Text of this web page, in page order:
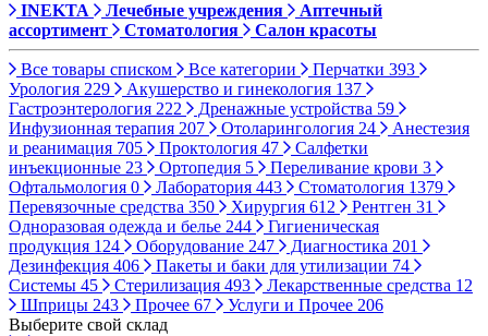
INEKTA Лечебные учреждения
Аптечный
ассортимент
Стоматология Салон красоты
Все товары списком Все категории Перчатки 393
Урология 229 Акушерство и гинекология 137
Гастроэнтерология 222 Дренажные устройства 59
Инфузионная терапия 207 Отоларингология 24
Анестезия
и реанимация 705 Проктология 47
Салфетки
инъекционные 23 Ортопедия 5 Переливание крови 3
Офтальмология 0 Лаборатория 443 Стоматология 1379
Перевязочные средства 350 Хирургия 612 Рентген 31
Одноразовая одежда и белье 244
Гигиеническая
продукция 124 Оборудование 247 Диагностика 201
Дезинфекция 406 Пакеты и баки для утилизации 74
Системы 45 Стерилизация 493 Лекарственные средства 12
Шприцы 243 Прочее 67 Услуги и Прочее 206
Выберите свой склад